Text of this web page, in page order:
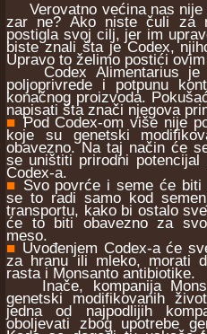
Verovatno većina nas nije
zar ne? Ako niste čuli za
postigla svoj cilj, jer im
biste znali šta je Codex,
Upravo to želimo postići
Codex Alimentarius je
poljoprivrede i potpunu
konačnog proizvoda.
napisati šta znači njegova
■ Pod Codex-om više nije
koje su genetski
obavezno. Na taj način će
se uništiti prirodni
Codex-a.
■ Svo povrće i seme će biti
se to radi samo kod
transportu, kako bi ostalo
će to biti obavezno za
meso.
■ Uvođenjem Codex-a će
za hranu ili mleko, morati
rasta i Monsanto antibiotike.
Inače, kompanija
genetski modifikovanih
jedna od najpodlijih
oboljevati zbog upotrebe